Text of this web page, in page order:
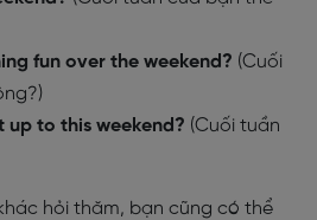
fun over the weekend? (Cuối
to this weekend? (Cuối tuần
hỏi thăm, bạn cũng có thể